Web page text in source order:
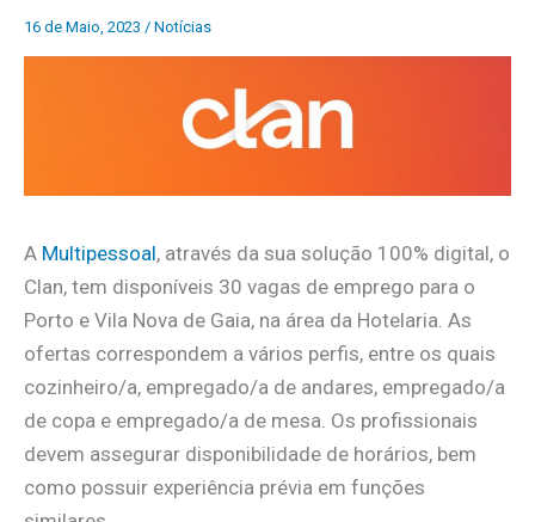
16 de Maio, 2023 / Notícias
A Multipessoal, através da sua solução 100% digital, o
Clan, tem disponíveis 30 vagas de emprego para o
Porto e Vila Nova de Gaia, na área da Hotelaria. As
ofertas correspondem a vários perfis, entre os quais
cozinheiro/a, empregado/a de andares, empregado/a
de copa e empregado/a de mesa. Os profissionais
devem assegurar disponibilidade de horários, bem
como possuir experiência prévia em funções